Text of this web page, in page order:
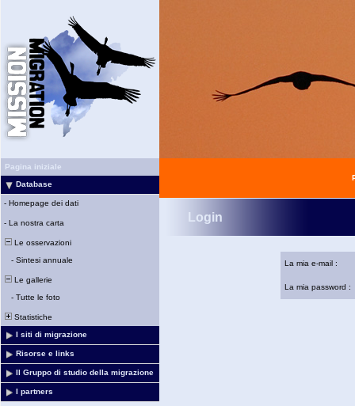
Pagina iniziale
Database
- Homepage dei dati
- La nostra carta
Le osservazioni
- Sintesi annuale
Le gallerie
- Tutte le foto
Statistiche
I siti di migrazione
Risorse e links
Il Gruppo di studio della migrazione
I partners
Login
La mia e-mail :
La mia password :